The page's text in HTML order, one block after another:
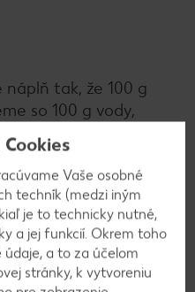
náplň tak, že 100 g
so 100 g vody,
ostatné višne a
zahustíme škrobom.
22 cm x 32 cm.
preložíme na plech a
Vaše osobné
techník (medzi iným
je to technicky nutné,
a jej funkcií. Okrem toho
údaje, a to za účelom
stránky, k vytvoreniu